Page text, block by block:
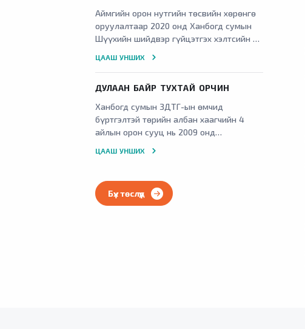
багш 2, тогооч, үйлчлэгч нийт 11 багш
ажилтантайгаар үйл ажиллагаа
явуулдаг төрийн өмчид байгууллага юм.
Аймгийн орон нутгийн төсвийн хөрөнгө
оруулалтаар 2020 онд Ханбогд сумын
Шүүхийн шийдвэр гүйцэтгэх хэлтсийн 13
оруулсан
ЦААШ УНШИХ
ДУЛААН БАЙР ТУХТАЙ ОРЧИН
Ханбогд сумын ЗДТГ-ын өмчид
бүртгэлтэй төрийн албан хаагчийн 4
айлын орон сууц нь 2009 онд
нуруун дээвэртэй, тоосгон барилга
засвар үйлчилгээ хийж байгаагүй тул
барилгын өнгө үзэмж, чанар маш
муудсан байна.
ЦААШ УНШИХ
Бүх төслүүд